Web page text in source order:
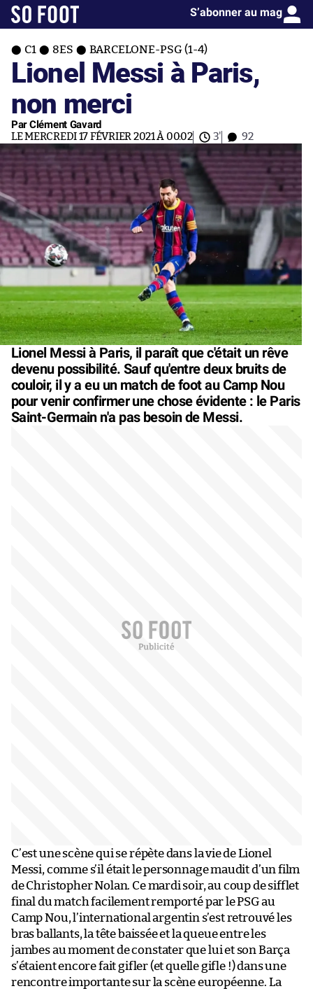
S’abonner au mag
C1 8ES BARCELONE-PSG (1-4)
Lionel Messi à Paris,
non merci
Par Clément Gavard
LE MERCREDI 17 FÉVRIER 2021 À 00:02 3' 92
Lionel Messi à Paris, il paraît que c'était un rêve
devenu possibilité. Sauf qu'entre deux bruits de
couloir, il y a eu un match de foot au Camp Nou
pour venir confirmer une chose évidente : le Paris
Saint-Germain n'a pas besoin de Messi.
C’est une scène qui se répète dans la vie de Lionel
Messi, comme s’il était le personnage maudit d’un film
de Christopher Nolan. Ce mardi soir, au coup de sifflet
final du match facilement remporté par le PSG au
Camp Nou, l’international argentin s’est retrouvé les
bras ballants, la tête baissée et la queue entre les
jambes au moment de constater que lui et son Barça
s’étaient encore fait gifler (et quelle gifle !) dans une
rencontre importante sur la scène européenne. La